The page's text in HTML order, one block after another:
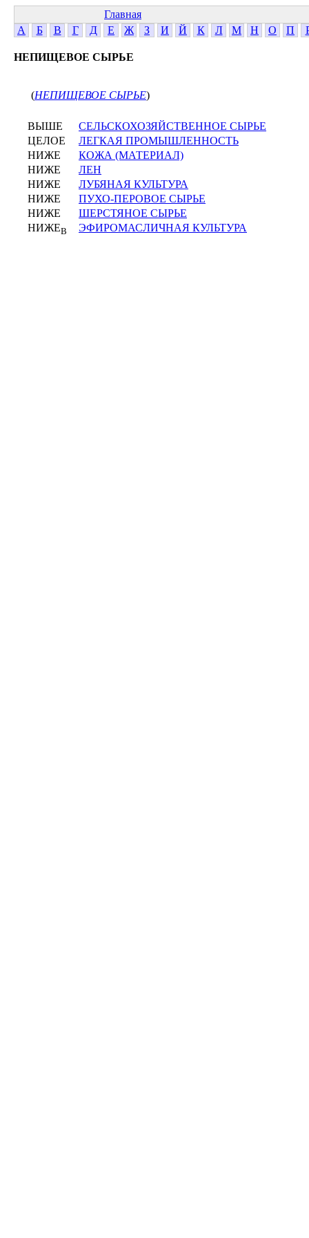
Главная
А
Б В Г Д Е Ж З И Й К Л М Н О П
НЕПИЩЕВОЕ СЫРЬЕ
(НЕПИЩЕВОЕ СЫРЬЕ)
ВЫШЕ
СЕЛЬСКОХОЗЯЙСТВЕННОЕ СЫРЬЕ
ЦЕЛОЕ
ЛЕГКАЯ ПРОМЫШЛЕННОСТЬ
НИЖЕ
КОЖА (МАТЕРИАЛ)
НИЖЕ
ЛЕН
НИЖЕ
ЛУБЯНАЯ КУЛЬТУРА
НИЖЕ
ПУХО-ПЕРОВОЕ СЫРЬЕ
НИЖЕ
ШЕРСТЯНОЕ СЫРЬЕ
НИЖЕВ ЭФИРОМАСЛИЧНАЯ КУЛЬТУРА